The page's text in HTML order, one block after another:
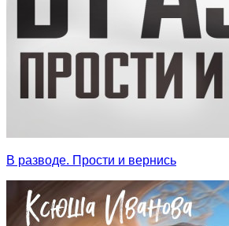
В разводе. Прости и вернись